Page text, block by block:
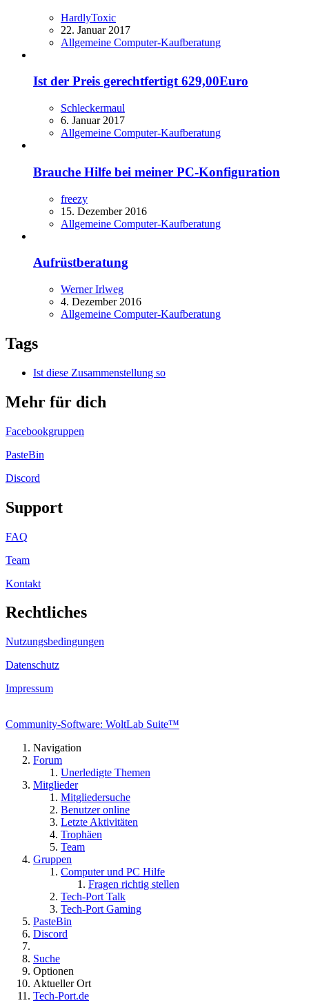
HardlyToxic
22. Januar 2017
Allgemeine Computer-Kaufberatung
Ist der Preis gerechtfertigt 629,00Euro
Schleckermaul
6. Januar 2017
Allgemeine Computer-Kaufberatung
Brauche Hilfe bei meiner PC-Konfiguration
freezy
15. Dezember 2016
Allgemeine Computer-Kaufberatung
Aufrüstberatung
Werner Irlweg
4. Dezember 2016
Allgemeine Computer-Kaufberatung
Tags
Ist diese Zusammenstellung so
Mehr für dich
Facebookgruppen
PasteBin
Discord
Support
FAQ
Team
Kontakt
Rechtliches
Nutzungsbedingungen
Datenschutz
Impressum
Community-Software: WoltLab Suite™
Navigation
Forum
Unerledigte Themen
Mitglieder
Mitgliedersuche
Benutzer online
Letzte Aktivitäten
Trophäen
Team
Gruppen
Computer und PC Hilfe
Fragen richtig stellen
Tech-Port Talk
Tech-Port Gaming
PasteBin
Discord
Suche
Optionen
Aktueller Ort
Tech-Port.de